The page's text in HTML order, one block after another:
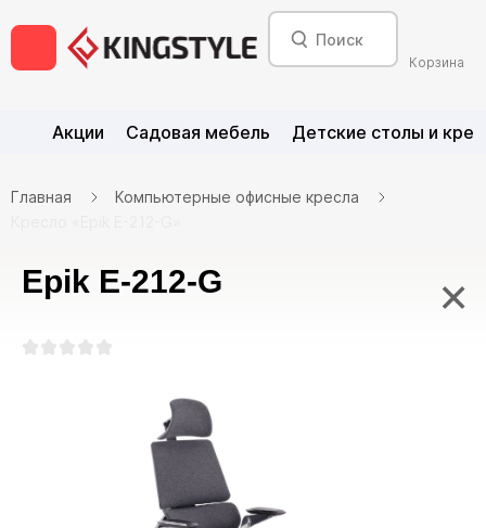
Корзина
Акции Садовая мебель Детские столы и
Главная
Компьютерные офисные кресла
Epik E-212-G ×